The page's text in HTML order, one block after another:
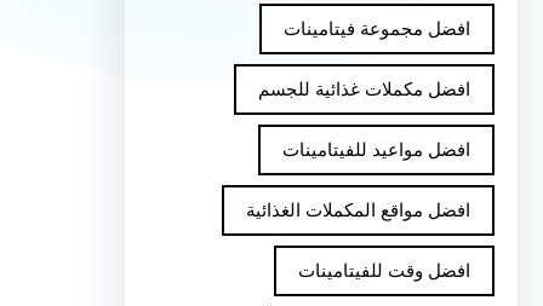
افضل مجموعة فيتامينات
افضل مكملات غذائية للجسم
افضل مواعيد للفيتامينات
افضل مواقع المكملات الغذائية
افضل وقت للفيتامينات